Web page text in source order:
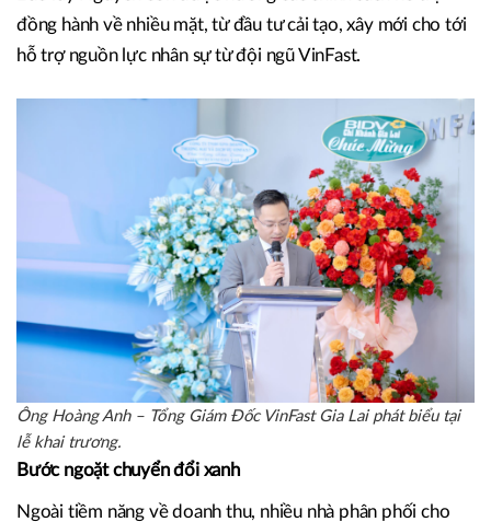
lý giải việc dừng cuộc chơi với hãng xe Nhật Bản bởi chiến
lược không rõ ràng khiến công ty không đủ tự tin để duy
phát triển tích cực. Ngoài ra, các nhà phân phối như CTCP
Bắc Tây Nguyên còn được hưởng các chính sách hỗ trợ
đồng hành về nhiều mặt, từ đầu tư cải tạo, xây mới cho tới
hỗ trợ nguồn lực nhân sự từ đội ngũ VinFast.